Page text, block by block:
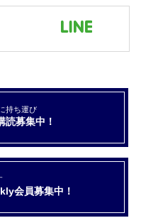
持ち運び
読募集中！
会員募集中！